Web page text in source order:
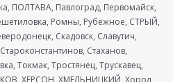
ПОЛТАВА, Павлоград, Первомайск,
Ромны, Рубежное, СТРЫЙ,
Скадовск, Славутич,
Стаханов,
Токмак, Тростянец, Трускавец,
ХЕРСОН, ХМЕЛЬНИЦКИЙ, Хорол,